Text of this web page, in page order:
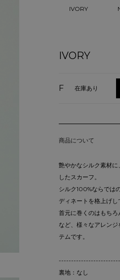
IVORY
IVORY
F 在庫あり
商品について
艶やかなシルク素材
したスカーフ。
シルク100%ならでは
ディネートを格上げし
首元に巻くのはもち
など、様々なアレン
テムです。
裏地：なし